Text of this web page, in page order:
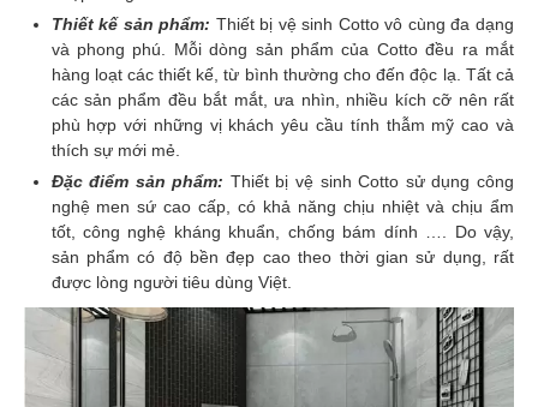
Thiết kế sản phẩm: Thiết bị vệ sinh Cotto vô cùng đa dạng
và phong phú. Mỗi dòng sản phẩm của Cotto đều ra mắt
hàng loạt các thiết kế, từ bình thường cho đến độc lạ. Tất cả
các sản phẩm đều bắt mắt, ưa nhìn, nhiều kích cỡ nên rất
phù hợp với những vị khách yêu cầu tính thẫm mỹ cao và
thích sự mới mẻ.
Đặc điểm sản phẩm: Thiết bị vệ sinh Cotto sử dụng công
nghệ men sứ cao cấp, có khả năng chịu nhiệt và chịu ẩm
tốt, công nghệ kháng khuẩn, chống bám dính …. Do vậy,
sản phẩm có độ bền đẹp cao theo thời gian sử dụng, rất
được lòng người tiêu dùng Việt.